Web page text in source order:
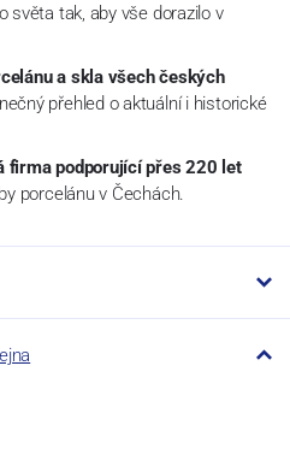
světa tak, aby vše dorazilo v
a skla všech českých
přehled o aktuální i historické
firma podporující přes 220 let
porcelánu v Čechách.